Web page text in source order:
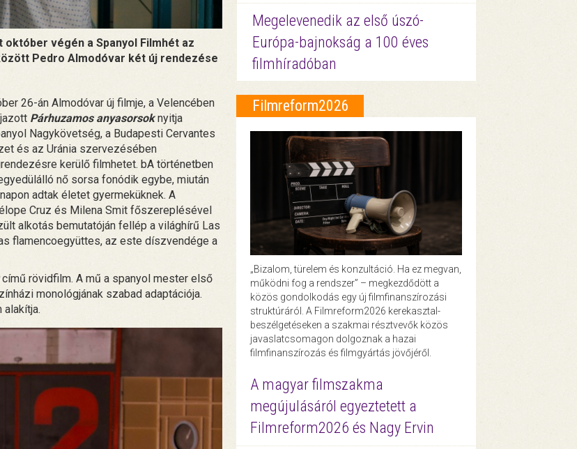
végén a Spanyol Filmhét az
Pedro Almodóvar két új rendezése
26-án Almodóvar új filmje, a Velencében
Párhuzamos anyasorsoknyitja
Nagykövetség, a Budapesti Cervantes
és az Uránia szervezésében
kerülő filmhetet. bA történetben
nő sorsa fonódik egybe, miután
adtak életet gyermeküknek. A
Cruz és Milena Smit főszereplésével
alkotás bemutatóján fellép a világhírű Las
flamencoegyüttes, az este díszvendége a
című rövidfilm. A mű a spanyol mester első
monológjának szabad adaptációja.
alakítja.
Megelevenedik az első úszó-
Európa-bajnokság a 100 éves
filmhíradóban
Filmreform2026
„Bizalom, türelem és konzultáció. Ha ez megvan,
működni fog a rendszer” – megkezdődött a
közös gondolkodás egy új filmfinanszírozási
struktúráról. A Filmreform2026 kerekasztal-
beszélgetéseken a szakmai résztvevők közös
javaslatcsomagon dolgoznak a hazai
filmfinanszírozás és filmgyártás jövőjéről.
A magyar filmszakma
megújulásáról egyeztetett a
Filmreform2026 és Nagy Ervin